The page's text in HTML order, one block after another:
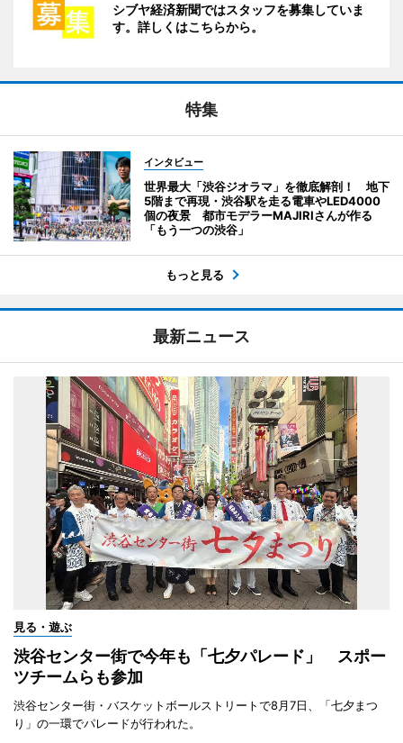
シブヤ経済新聞ではスタッフを募集していま
す。詳しくはこちらから。
特集
インタビュー
世界最大「渋谷ジオラマ」を徹底解剖！ 地下
5階まで再現・渋谷駅を走る電車やLED4000
個の夜景 都市モデラーMAJIRIさんが作る
「もう一つの渋谷」
もっと見る
最新ニュース
見る・遊ぶ
渋谷センター街で今年も「七夕パレード」 スポー
ツチームらも参加
渋谷センター街・バスケットボールストリートで8月7日、「七夕まつ
り」の一環でパレードが行われた。